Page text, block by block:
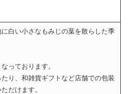
白い小さなもみじの葉を散らした季
っております。
り、和雑貨ギフトなど店舗での包装
だけます。